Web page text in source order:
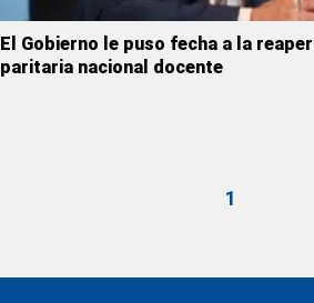
El Gobierno le puso fecha a la
paritaria nacional docente
1